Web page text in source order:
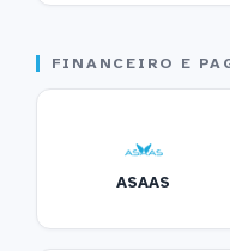
FINANCEIRO E
ASAAS